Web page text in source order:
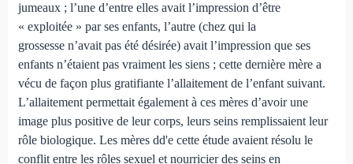
jumeaux ; l’une d’entre elles avait l’impression d’être
« exploitée » par ses enfants, l’autre (chez qui la
grossesse n’avait pas été désirée) avait l’impression que ses
enfants n’étaient pas vraiment les siens ; cette dernière mère a
vécu de façon plus gratifiante l’allaitement de l’enfant suivant.
L’allaitement permettait également à ces mères d’avoir une
image plus positive de leur corps, leurs seins remplissaient leur
rôle biologique. Les mères dd'e cette étude avaient résolu le
conflit entre les rôles sexuel et nourricier des seins en